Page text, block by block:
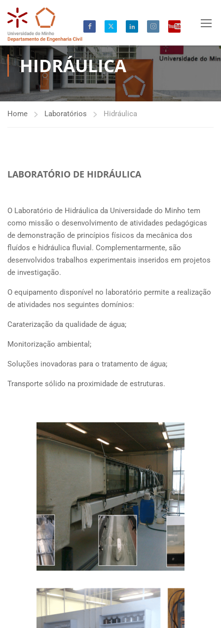
HIDRÁULICA
Home Laboratórios Hidráulica
LABORATÓRIO DE HIDRÁULICA
O Laboratório de Hidráulica da Universidade do Minho tem
como missão o desenvolvimento de atividades pedagógicas
de demonstração de princípios físicos da mecânica dos
fluídos e hidráulica fluvial. Complementarmente, são
desenvolvidos trabalhos experimentais inseridos em projetos
de investigação.
O equipamento disponível no laboratório permite a realização
de atividades nos seguintes domínios:
Caraterização da qualidade de água;
Monitorização ambiental;
Soluções inovadoras para o tratamento de água;
Transporte sólido na proximidade de estruturas.